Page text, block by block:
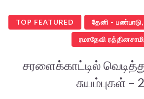
TOP FEATURED தேனி -
ரமாதேவி ரத்தினசாமி
சரளைக்காட்டில்
சுயம்புகள் – 2